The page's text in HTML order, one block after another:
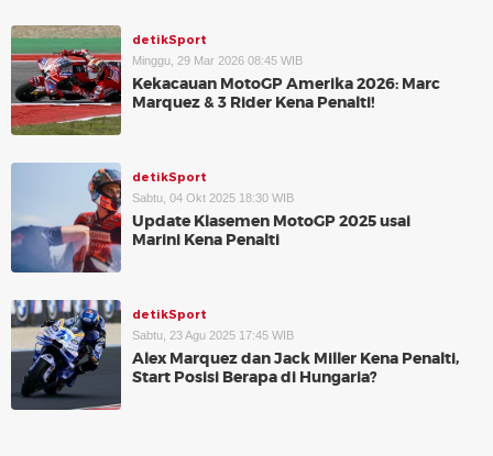
detikSport
Minggu, 29 Mar 2026 08:45 WIB
Kekacauan MotoGP Amerika 2026: Marc
Marquez & 3 Rider Kena Penalti!
detikSport
Sabtu, 04 Okt 2025 18:30 WIB
Update Klasemen MotoGP 2025 usai
Marini Kena Penalti
detikSport
Sabtu, 23 Agu 2025 17:45 WIB
Alex Marquez dan Jack Miller Kena Penalti,
Start Posisi Berapa di Hungaria?